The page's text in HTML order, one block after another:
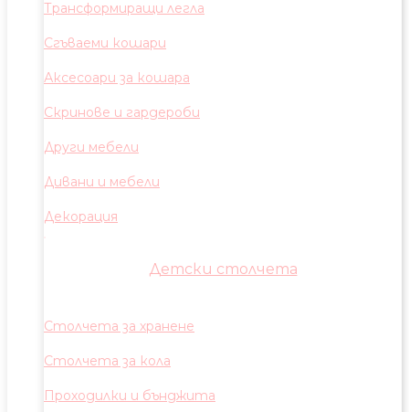
Трансформиращи легла
Сгъваеми кошари
Аксесоари за кошара
Скринове и гардероби
Други мебели
Дивани и мебели
Декорация
Детски столчета
Столчета за хранене
Столчета за кола
Проходилки и бънджита